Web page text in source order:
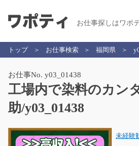
お仕事探しはワポ
トップ お仕事検索 福岡県
お仕事No. y03_01438
工場内で染料のカン
助/y03_01438
未経験